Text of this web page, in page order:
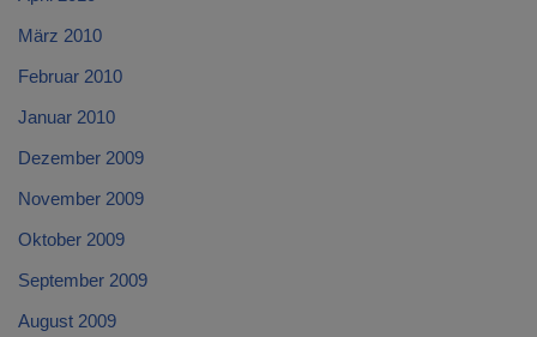
März 2010
Februar 2010
Januar 2010
Dezember 2009
November 2009
Oktober 2009
September 2009
August 2009